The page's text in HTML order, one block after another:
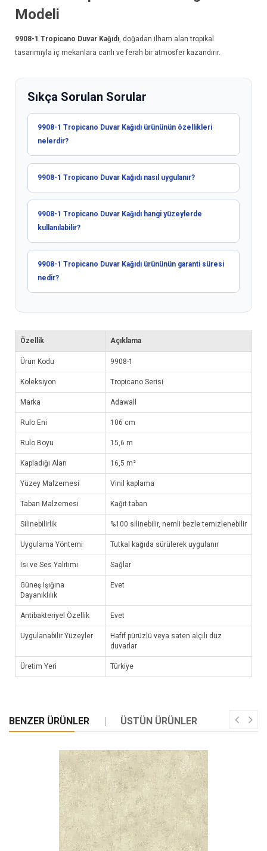
Modeli
9908-1 Tropicano Duvar Kağıdı , doğadan ilham alan tropikal
tasarımıyla iç mekanlara canlı ve ferah bir atmosfer kazandırır.
Sıkça Sorulan Sorular
9908-1 Tropicano Duvar Kağıdı ürününün özellikleri
nelerdir?
9908-1 Tropicano Duvar Kağıdı nasıl uygulanır?
9908-1 Tropicano Duvar Kağıdı hangi yüzeylerde
kullanılabilir?
9908-1 Tropicano Duvar Kağıdı ürününün garanti süresi
nedir?
Özellik Açıklama
Ürün Kodu 9908-1
Koleksiyon Tropicano Serisi
Marka Adawall
Rulo Eni 106 cm
Rulo Boyu 15,6 m
Kapladığı Alan 16,5 m²
Yüzey Malzemesi Vinil kaplama
Taban Malzemesi Kağıt taban
Silinebilirlik %100 silinebilir, nemli bezle temizlenebilir
Uygulama Yöntemi Tutkal kağıda sürülerek uygulanır
Isı ve Ses Yalıtımı Sağlar
Güneş Işığına
Dayanıklılık
Evet
Antibakteriyel Özellik Evet
Uygulanabilir Yüzeyler
Hafif pürüzlü veya saten alçılı düz
duvarlar
Üretim Yeri Türkiye
BENZER ÜRÜNLER ÜSTÜN ÜRÜNLER